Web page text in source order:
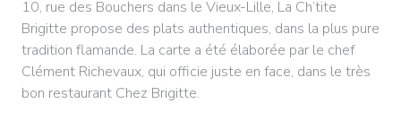
10, rue des Bouchers dans le Vieux-Lille, La Ch’tite
Brigitte propose des plats authentiques, dans la plus pure
tradition flamande. La carte a été élaborée par le chef
Clément Richevaux, qui officie juste en face, dans le très
bon restaurant Chez Brigitte.